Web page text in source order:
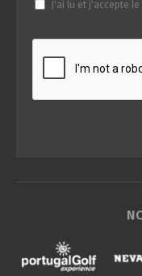
J'ai lu et j'accepte le